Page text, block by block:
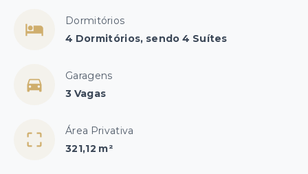
Dormitórios
4 Dormitórios, sendo 4 Suítes
Garagens
3 Vagas
Área Privativa
321,12 m²